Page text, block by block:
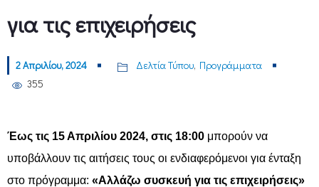
για τις επιχειρήσεις
2 Απριλίου, 2024 Δελτία Τύπου, Προγράμματα
355
Έως τις 15 Απριλίου 2024, στις 18:00 μπορούν να
υποβάλλουν τις αιτήσεις τους οι ενδιαφερόμενοι για ένταξη
στο πρόγραμμα: «Αλλάζω συσκευή για τις επιχειρήσεις»